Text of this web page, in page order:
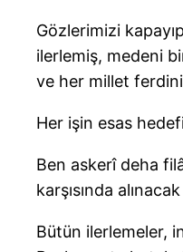
Gözlerimizi
ilerlemiş, medeni
ve her millet
Her işin esas
Ben askerî deha
karşısında
Bütün ilerlemeler,